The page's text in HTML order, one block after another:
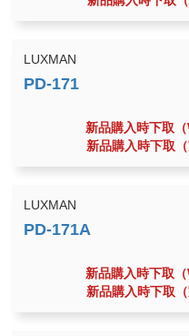
LUXMAN
新品購入時下取（
新品購入時下取（
LUXMAN
新品購入時下取（
新品購入時下取（